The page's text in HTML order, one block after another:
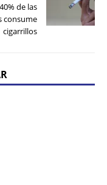
de las
consume
cigarrillos